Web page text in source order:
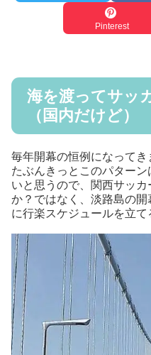
Pinterest
海を渡ってサッ
（国内だけど）
毎年開幕の恒例になってき
たぶんきっとこのパター
いと思うので、関西サッ
か？ではなく、淡路島の
に行楽スケジュールを立て